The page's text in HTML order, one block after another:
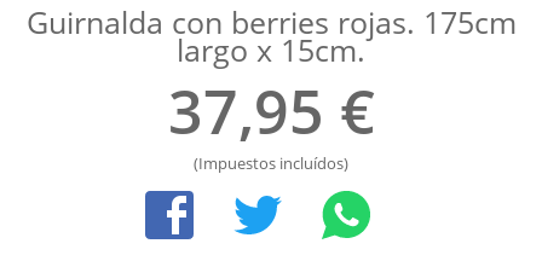
Guirnalda con berries rojas. 175cm
largo x 15cm.
37,95 €
(Impuestos incluídos)